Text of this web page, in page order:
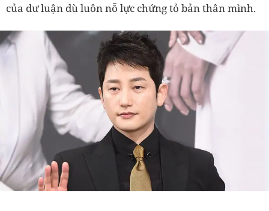
của dư luận dù luôn nỗ lực chứng tỏ bản thân mình.